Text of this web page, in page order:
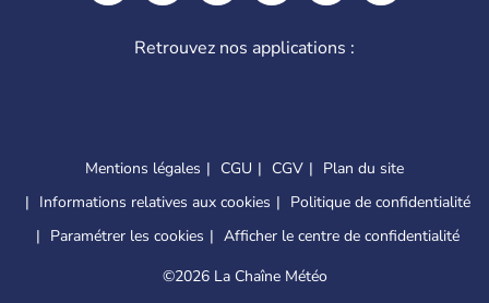
Retrouvez nos applications :
Mentions légales CGU CGV
Plan du site
Informations relatives aux cookies
Politique de confidentialité
Paramétrer les cookies
Afficher le centre de confidentialité
©2026 La Chaîne Météo